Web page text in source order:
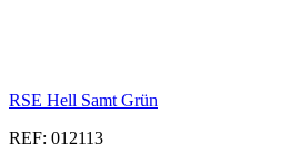
RSE Hell Samt Grün
REF: 012113